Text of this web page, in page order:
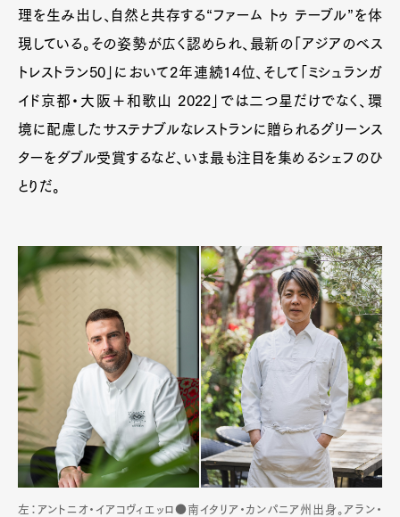
理を生み出し、自然と共存する“ファーム トゥ テーブル”を体
現している。その姿勢が広く認められ、最新の「アジアのベス
トレストラン50」において2年連続14位、そして「ミシュランガ
イド京都・大阪＋和歌山 2022」では二つ星だけでなく、環
境に配慮したサステナブルなレストランに贈られるグリーンス
ターをダブル受賞するなど、いま最も注目を集めるシェフのひ
とりだ。
左：アントニオ・イアコヴィエッロ●南イタリア・カンパニア州出身。アラン・